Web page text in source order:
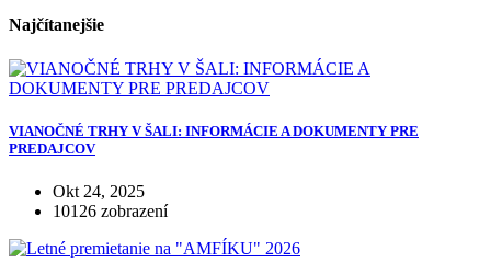
Najčítanejšie
VIANOČNÉ TRHY V ŠALI: INFORMÁCIE A DOKUMENTY PRE
PREDAJCOV
Okt 24, 2025
10126 zobrazení